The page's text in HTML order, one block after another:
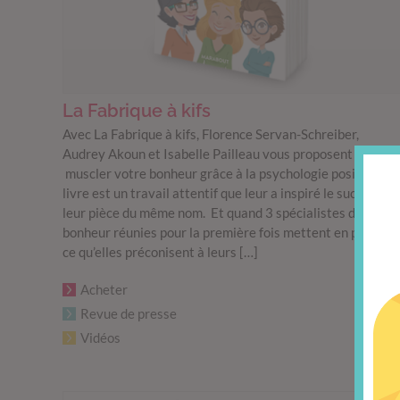
La Fabrique à kifs
Avec La Fabrique à kifs, Florence Servan-Schreiber,
Audrey Akoun et Isabelle Pailleau vous proposent de
muscler votre bonheur grâce à la psychologie positive. Ce
livre est un travail attentif que leur a inspiré le succès de
leur pièce du même nom. Et quand 3 spécialistes du
bonheur réunies pour la première fois mettent en pratique
ce qu’elles préconisent à leurs […]
Acheter
Revue de presse
Vidéos